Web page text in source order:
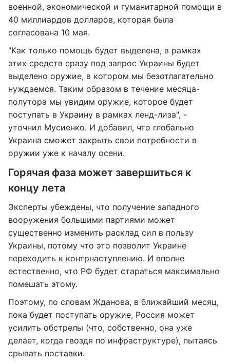
военной, экономической и гуманитарной помощи в
40 миллиардов долларов, которая была
согласована 10 мая.
"Как только помощь будет выделена, в рамках
этих средств сразу под запрос Украины будет
выделено оружие, в котором мы безотлагательно
нуждаемся. Таким образом в течение месяца-
полутора мы увидим оружие, которое будет
поступать в Украину в рамках ленд-лиза", -
уточнил Мусиенко. И добавил, что глобально
Украина сможет закрыть свои потребности в
оружии уже к началу осени.
Горячая фаза может завершиться к
концу лета
Эксперты убеждены, что получение западного
вооружения большими партиями может
существенно изменить расклад сил в пользу
Украины, потому что это позволит Украине
переходить к контрнаступлению. И вполне
естественно, что РФ будет стараться максимально
помешать этому.
Поэтому, по словам Жданова, в ближайший месяц,
пока будет поступать оружие, Россия может
усилить обстрелы (что, собственно, она уже
делает, когда гвоздя по инфраструктуре), пытаясь
срывать поставки.